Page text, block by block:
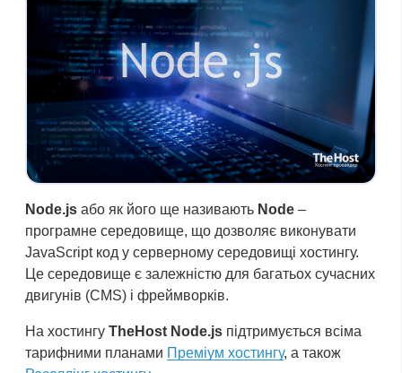
Node.js або як його ще називають Node –
програмне середовище, що дозволяє виконувати
JavaScript код у серверному середовищі хостингу.
Це середовище є залежністю для багатьох сучасних
двигунів (CMS) і фреймворків.
На хостингу TheHost Node.js підтримується всіма
тарифними планами Преміум хостингу, а також